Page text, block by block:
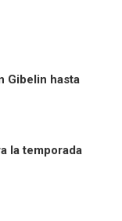
Gibelin hasta
la temporada